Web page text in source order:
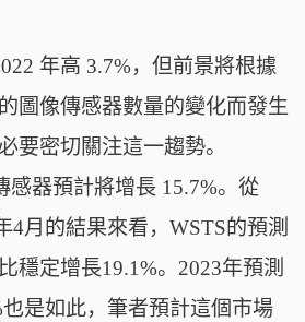
年高 3.7%，但前景將根據
圖像傳感器數量的變化而發生
要密切關注這一趨勢。
感器預計將增長 15.7%。從
4月的結果來看，WSTS的預測
穩定增長19.1%。2023年預測
是如此，筆者預計這個市場